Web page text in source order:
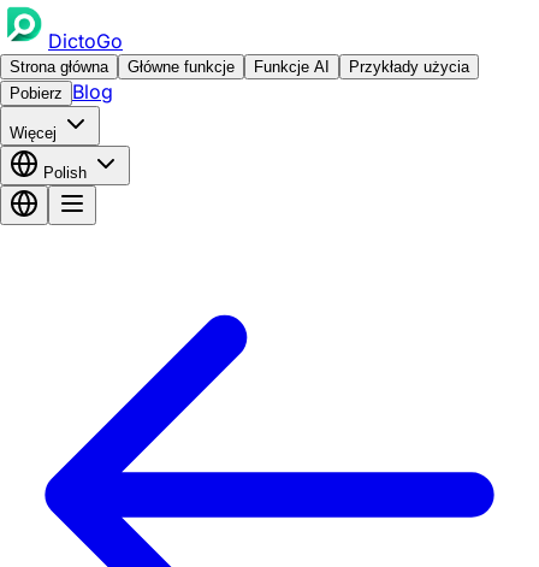
DictoGo
Strona główna Główne funkcje Funkcje AI
Przykłady użycia
Pobierz
Blog
Więcej
Polish